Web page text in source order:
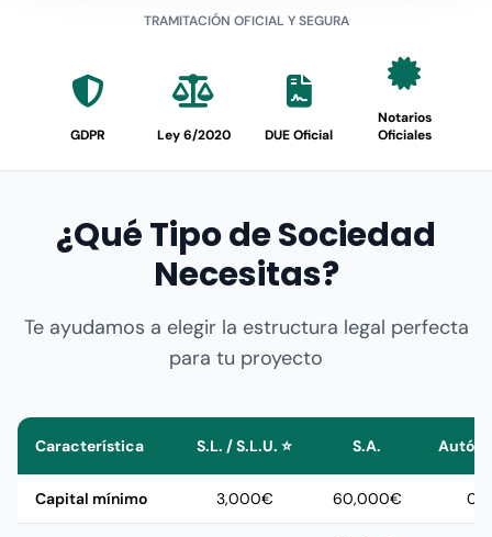
TRAMITACIÓN OFICIAL Y SEGURA
GDPR Ley 6/2020 DUE Oficial
Notarios
Oficiales
¿Qué Tipo de Sociedad
Necesitas?
Te ayudamos a elegir la estructura legal perfecta
para tu proyecto
Característica S.L. / S.L.U. ⭐ S.A.
Capital mínimo 3,000€ 60,000€ 0€